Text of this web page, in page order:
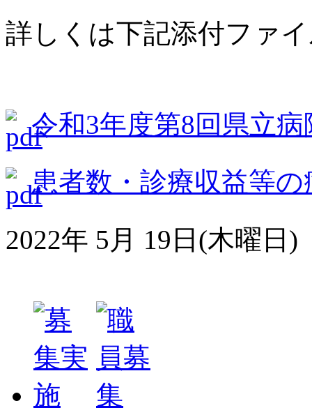
詳しくは下記添付ファ
令和3年度第8回県立
患者数・診療収益等
2022年 5月 19日(木曜日)